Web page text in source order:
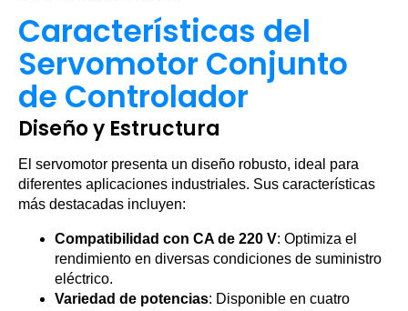
Características del
Servomotor Conjunto
de Controlador
Diseño y Estructura
El servomotor presenta un diseño robusto, ideal para
diferentes aplicaciones industriales. Sus características
más destacadas incluyen:
Compatibilidad con CA de 220 V: Optimiza el
rendimiento en diversas condiciones de suministro
eléctrico.
Variedad de potencias: Disponible en cuatro